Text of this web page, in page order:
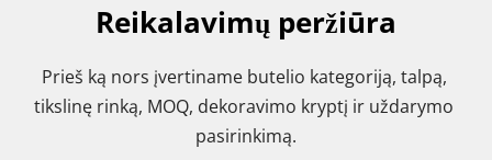
Reikalavimų peržiūra
Prieš ką nors įvertiname butelio kategoriją, talpą,
tikslinę rinką, MOQ, dekoravimo kryptį ir uždarymo
pasirinkimą.